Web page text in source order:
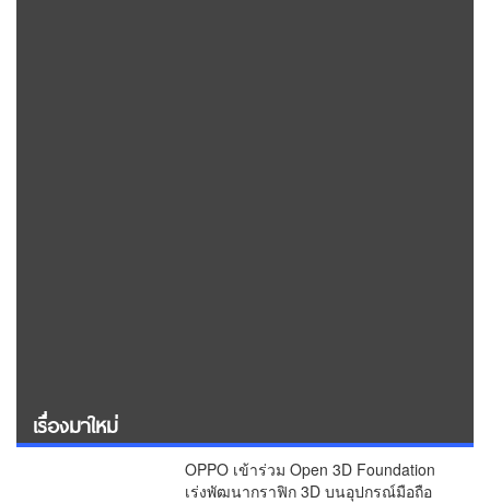
เรื่องมาใหม่
OPPO เข้าร่วม Open 3D Foundation
เร่งพัฒนากราฟิก 3D บนอุปกรณ์มือถือ